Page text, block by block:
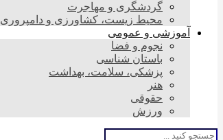
گردشگری و مهاجرت
محیط زیست، کشاورزی و دامپروری
آموزشی و عمومی
نجوم و فضا
باستان شناسی
پزشکی، سلامت، بهداشت
هنر
حقوقی
ورزش